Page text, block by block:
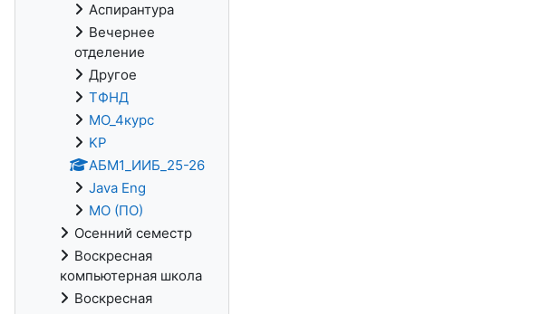
Аспирантура
Вечернее
отделение
Другое
ТФНД
МО_4курс
KP
АБМ1_ИИБ_25-26
Java Eng
МО (ПО)
Осенний семестр
Воскресная
компьютерная школа
Воскресная